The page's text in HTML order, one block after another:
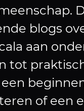
blogs
aan
tot
of een